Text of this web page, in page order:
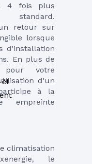
4 fois plus
standard.
retour sur
lorsque
d'installation
En plus de
pour votre
d'un
à la
empreinte
climatisation
le
et